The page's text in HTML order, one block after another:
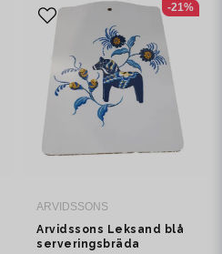
ARVIDSSONS
Arvidssons Leksand blå
serveringsbräda
-21%